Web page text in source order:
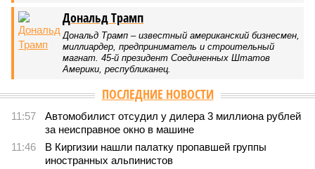
Дональд Трамп
Дональд Трамп – известный американский бизнесмен,
миллиардер, предприниматель и строительный
магнат. 45-й президент Соединенных Штатов
Америки, республиканец.
ПОСЛЕДНИЕ НОВОСТИ
11:57
Автомобилист отсудил у дилера 3 миллиона рублей
за неисправное окно в машине
11:46
В Киргизии нашли палатку пропавшей группы
иностранных альпинистов